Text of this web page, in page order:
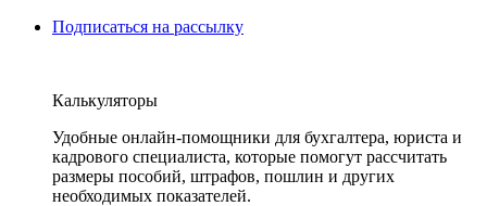
Подписаться на рассылку
Калькуляторы
Удобные онлайн-помощники для бухгалтера, юриста и
кадрового специалиста, которые помогут рассчитать
размеры пособий, штрафов, пошлин и других
необходимых показателей.